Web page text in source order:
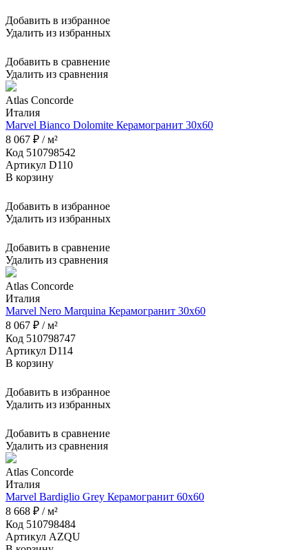
Добавить в избранное
Удалить из избранных
Добавить в сравнение
Удалить из сравнения
Atlas Concorde
Италия
Marvel Bianco Dolomite Керамогранит 30x60
8 067 ₽ / м²
Код 510798542
Артикул D110
В корзину
Добавить в избранное
Удалить из избранных
Добавить в сравнение
Удалить из сравнения
Atlas Concorde
Италия
Marvel Nero Marquina Керамогранит 30x60
8 067 ₽ / м²
Код 510798747
Артикул D114
В корзину
Добавить в избранное
Удалить из избранных
Добавить в сравнение
Удалить из сравнения
Atlas Concorde
Италия
Marvel Bardiglio Grey Керамогранит 60x60
8 668 ₽ / м²
Код 510798484
Артикул AZQU